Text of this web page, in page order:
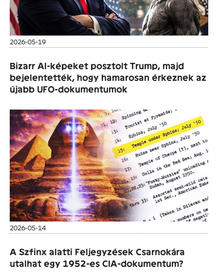
2026-05-19
Bizarr AI-képeket posztolt Trump, majd
bejelentették, hogy hamarosan érkeznek az
újabb UFO-dokumentumok
2026-05-14
A Szfinx alatti Feljegyzések Csarnokára
utalhat egy 1952-es CIA-dokumentum?